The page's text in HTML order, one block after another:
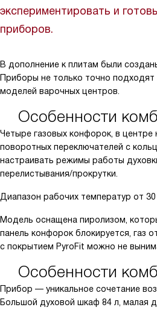
экспериментировать и
приборов.
В дополнение к плитам были
Приборы не только точно
моделей варочных центров.
Особенности
Четыре газовых конфорок, в
поворотных переключателей с
настраивать режимы работы
перелистывания/прокрутки.
Диапазон рабочих температур от
Модель оснащена пиролизом,
панель конфорок блокируется, газ
с покрытием PyroFit можно не
Особенности
Прибор — уникальное сочетание
Большой духовой шкаф 84 л, малая